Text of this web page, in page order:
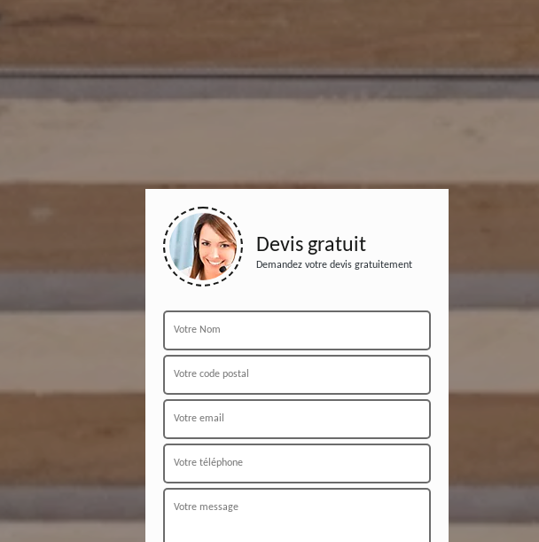
Devis gratuit
Demandez votre devis gratuitement